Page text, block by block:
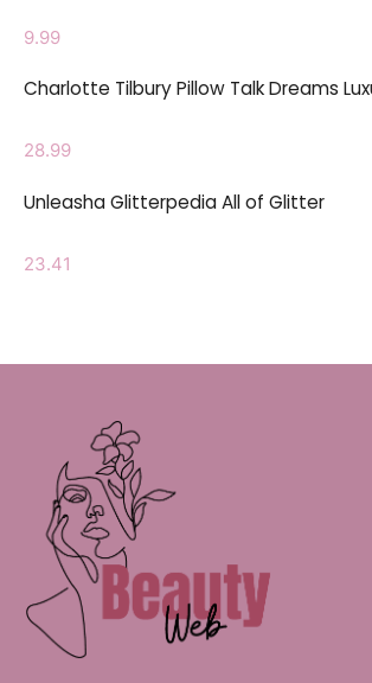
9.99
Charlotte Tilbury Pillow Talk Dreams
28.99
Unleasha Glitterpedia All of Glitter
23.41